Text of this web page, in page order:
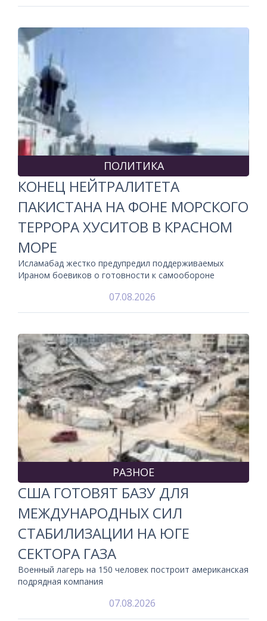
ПОЛИТИКА
КОНЕЦ НЕЙТРАЛИТЕТА
ПАКИСТАНА НА ФОНЕ МОРСКОГО
ТЕРРОРА ХУСИТОВ В КРАСНОМ
МОРЕ
Исламабад жестко предупредил поддерживаемых
Ираном боевиков о готовности к самообороне
07.08.2026
РАЗНОЕ
США ГОТОВЯТ БАЗУ ДЛЯ
МЕЖДУНАРОДНЫХ СИЛ
СТАБИЛИЗАЦИИ НА ЮГЕ
СЕКТОРА ГАЗА
Военный лагерь на 150 человек построит американская
подрядная компания
07.08.2026